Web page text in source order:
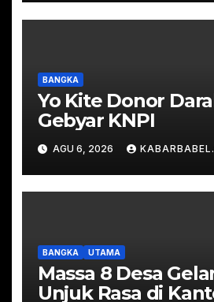
BANGKA
Yo Kite Donor
Gebyar KNPI
AGU 6, 2026
BANGKA UTAMA
Massa 8 Desa
Unjuk Rasa di